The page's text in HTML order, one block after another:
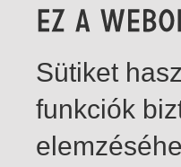
Sütiket
funkciók